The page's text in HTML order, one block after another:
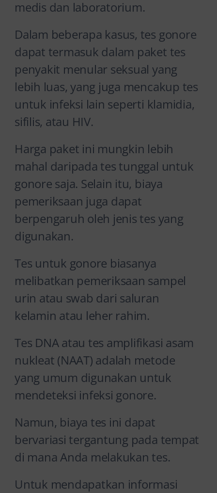
medis dan laboratorium.
Dalam beberapa kasus, tes gonore
dapat termasuk dalam paket tes
penyakit menular seksual yang
lebih luas, yang juga mencakup tes
untuk infeksi lain seperti klamidia,
sifilis, atau HIV.
Harga paket ini mungkin lebih
mahal daripada tes tunggal untuk
gonore saja. Selain itu, biaya
pemeriksaan juga dapat
berpengaruh oleh jenis tes yang
digunakan.
Tes untuk gonore biasanya
melibatkan pemeriksaan sampel
urin atau swab dari saluran
kelamin atau leher rahim.
Tes DNA atau tes amplifikasi asam
nukleat (NAAT) adalah metode
yang umum digunakan untuk
mendeteksi infeksi gonore.
Namun, biaya tes ini dapat
bervariasi tergantung pada tempat
di mana Anda melakukan tes.
Untuk mendapatkan informasi